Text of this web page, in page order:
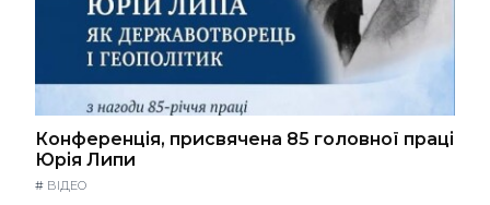
Конференція, присвячена 85 головної праці
Юрія Липи
# ВІДЕО